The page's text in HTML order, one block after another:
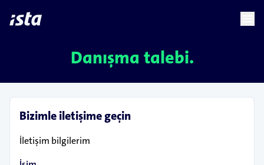
languagechevron_right
Danışma talebi.
Bizimle iletişime geçin
İletişim bilgilerim